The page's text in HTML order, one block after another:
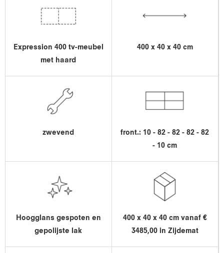
Expression 400 tv-meubel
met haard
400 x 40 x 40 cm
zwevend
front.: 10 - 82 - 82 - 82 - 82
- 10 cm
Hoogglans gespoten en
gepolijste lak
400 x 40 x 40 cm vanaf €
3485,00 in Zijdemat